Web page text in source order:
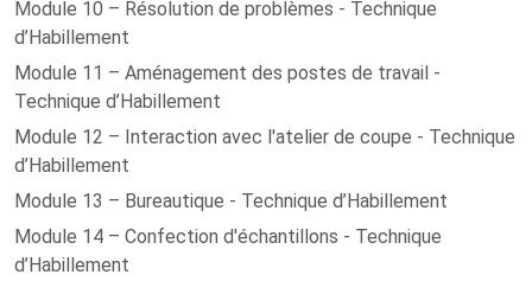
Module 10 – Résolution de problèmes - Technique
d’Habillement
Module 11 – Aménagement des postes de travail -
Technique d’Habillement
Module 12 – Interaction avec l'atelier de coupe - Technique
d’Habillement
Module 13 – Bureautique - Technique d’Habillement
Module 14 – Confection d'échantillons - Technique
d’Habillement